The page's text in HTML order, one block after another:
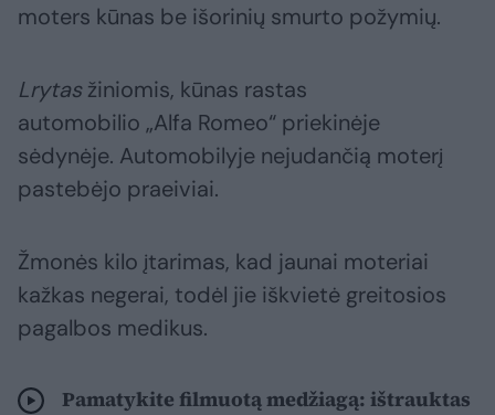
moters kūnas be išorinių smurto požymių.
Lrytasžiniomis, kūnas rastas
automobilio „Alfa Romeo“ priekinėje
sėdynėje. Automobilyje nejudančią moterį
pastebėjo praeiviai.
Žmonės kilo įtarimas, kad jaunai moteriai
kažkas negerai, todėl jie iškvietė greitosios
pagalbos medikus.
Pamatykite filmuotą medžiagą: ištrauktas